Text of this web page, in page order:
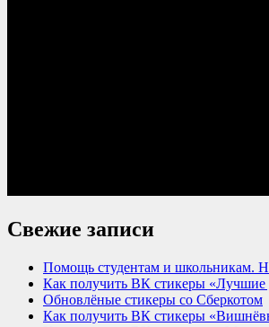
Свежие записи
Помощь студентам и школьникам.
Как получить ВК стикеры «Лучшие
Обновлёные стикеры со Сберкотом
Как получить ВК стикеры